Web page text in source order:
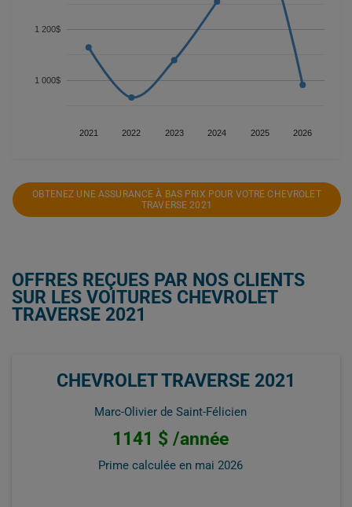
2021 2022 2023 2024 2025 2026
1 000$
1 200$
OBTENEZ UNE ASSURANCE À BAS PRIX POUR VOTRE CHEVROLET
TRAVERSE 2021
OFFRES REÇUES PAR NOS CLIENTS
SUR LES VOITURES CHEVROLET
TRAVERSE 2021
CHEVROLET TRAVERSE 2021
Marc-Olivier de Saint-Félicien
1141 $ /année
Prime calculée en mai 2026